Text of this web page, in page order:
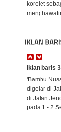
korelet
iklan baris 3
'Bambu
digelar di
di Jalan
pada 1 - 2